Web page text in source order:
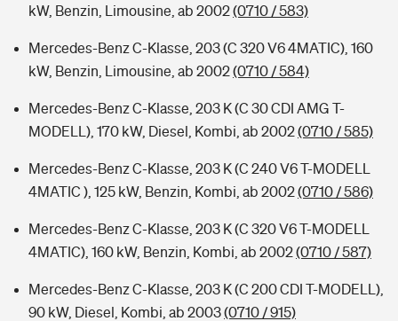
kW, Benzin, Limousine, ab 2002(0710 / 583)
Mercedes-Benz C-Klasse, 203 (C 320 V6 4MATIC), 160
kW, Benzin, Limousine, ab 2002(0710 / 584)
Mercedes-Benz C-Klasse, 203 K (C 30 CDI AMG T-
MODELL), 170 kW, Diesel, Kombi, ab 2002(0710 / 585)
Mercedes-Benz C-Klasse, 203 K (C 240 V6 T-MODELL
4MATIC ), 125 kW, Benzin, Kombi, ab 2002(0710 / 586)
Mercedes-Benz C-Klasse, 203 K (C 320 V6 T-MODELL
4MATIC), 160 kW, Benzin, Kombi, ab 2002(0710 / 587)
Mercedes-Benz C-Klasse, 203 K (C 200 CDI T-MODELL),
90 kW, Diesel, Kombi, ab 2003(0710 / 915)